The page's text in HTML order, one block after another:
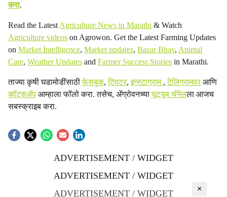
करा.
Read the Latest Agriculture News in Marathi & Watch
Agriculture videos on Agrowon. Get the Latest Farming Updates
on Market Intelligence, Market updates, Bazar Bhav, Animal
Care, Weather Updates and Farmer Success Stories in Marathi.
ताज्या कृषी घडामोडींसाठीफेसबुक,ट्विटर,इन्स्टाग्राम ,टेलिग्रामवरआणि
व्हॉट्सॲप आम्हाला फॉलो करा. तसेच, ॲग्रोवनच्यायूट्यूब चॅनेलला आजच
सबस्क्राइब करा.
ADVERTISEMENT / WIDGET
ADVERTISEMENT / WIDGET
ADVERTISEMENT / WIDGET
×